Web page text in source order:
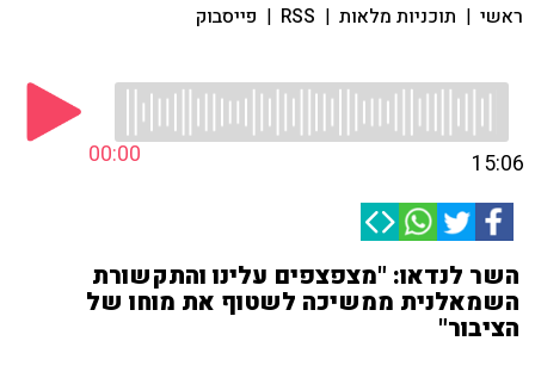
ראשי | תוכניות מלאות |
RSS
| פייסבוק
00:00 15:06
השר לנדאו: "מצפצפים עלינו והתקשורת
השמאלנית ממשיכה לשטוף את מוחו של
הציבור"